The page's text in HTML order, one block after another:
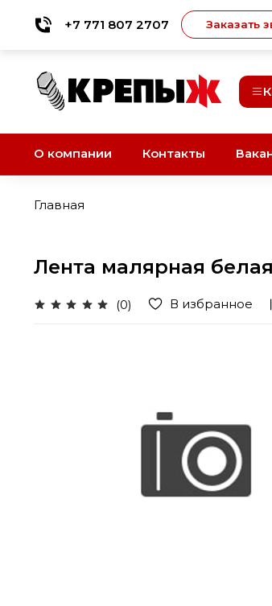
+7 771 807 2707 Заказать
О компании Контакты
Главная
Лента малярная
(0) В избранное